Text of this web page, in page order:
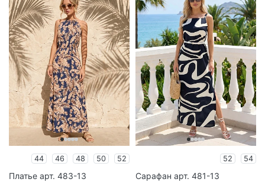
44 46 48 50 52
Платье арт. 483-13
52 54
Сарафан арт. 481-13